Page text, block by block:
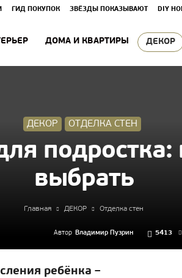
ГИД ПОКУПОК ЗВЁЗДЫ ПОКАЗЫВАЮТ DIY
ДОМА И КВАРТИРЫ ДЕКОР
ДЕКОР ОТДЕЛКА СТЕН
выбрать
Главная ДЕКОР Отделка стен
Автор Владимир Пузрин 5413
ребёнка –